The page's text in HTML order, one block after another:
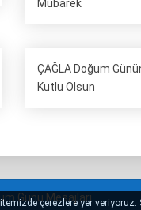
Mübarek
ÇAĞLA Doğum
Kutlu Olsun
Günü Mesajlari
çerezlere yer